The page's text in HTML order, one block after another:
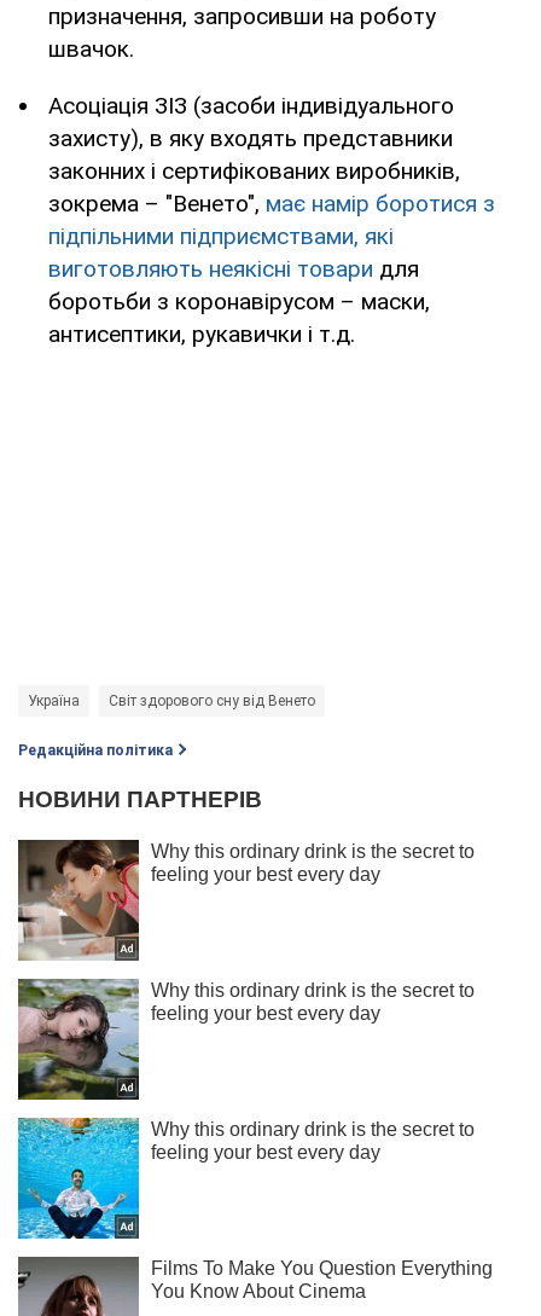
призначення, запросивши на роботу
швачок.
Асоціація ЗІЗ (засоби індивідуального
захисту), в яку входять представники
законних і сертифікованих виробників,
зокрема – "Венето", має намір боротися з
підпільними підприємствами, які
виготовляють неякісні товари для
боротьби з коронавірусом – маски,
антисептики, рукавички і т.д.
Україна Світ здорового сну від Венето
Редакційна політика